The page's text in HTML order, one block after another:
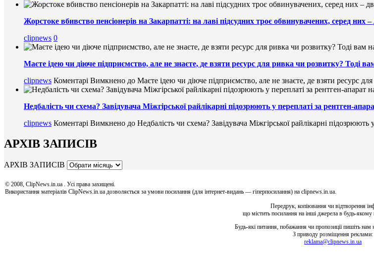
Жорстоке вбивство пенсіонерів на Закарпатті: на лаві підсудних троє обвинувачених, серед них –
clipnews 0
Маєте ідею чи діюче підприємство, але не знаєте, де взяти ресурс для ривка чи розвитку? Тоді
clipnews Коментарі Вимкнено до Маєте ідею чи діюче підприємство, але не знаєте, де взяти ресурс
Недбалість чи схема? Завідувача Міжгірської райлікарні підозрюють у переплаті за рентген-
clipnews Коментарі Вимкнено до Недбалість чи схема? Завідувача Міжгірської райлікарні підозрюють
АРХІВ ЗАПИСІВ
АРХІВ ЗАПИСІВ
© 2008, ClipNews.in.ua . Усі права захищені.
Використання матеріалів ClipNews.in.ua дозволяється за умови посилання (для інтернет-видань — гіперпосилання) на clipnews.in.ua.
Передрук, копіювання чи відтворення
що містить посилання на інші джерела в будь-якому
Будь-які питання, побажання чи пропозиції пишіть нам
З приводу розміщення реклами:
reklama@clipnews.in.ua